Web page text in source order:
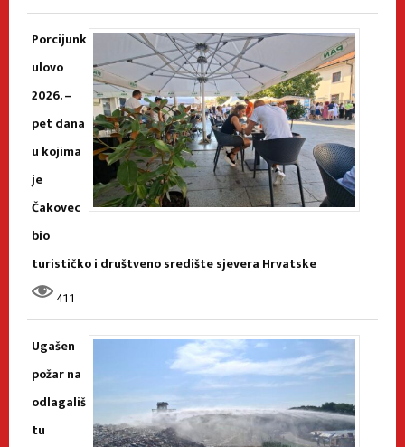
Porcijunk
ulovo
2026. –
pet dana
u kojima
je
Čakovec
bio
turističko i društveno središte sjevera Hrvatske
411
Ugašen
požar na
odlagališ
tu